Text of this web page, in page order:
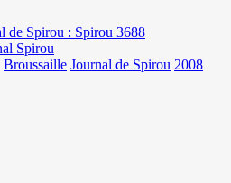
de Spirou : Spirou 3688
Spirou
Broussaille Journal de Spirou 2008